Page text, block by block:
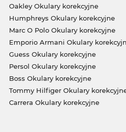
Oakley Okulary korekcyjne
Humphreys Okulary korekcyjne
Marc O Polo Okulary korekcyjne
Emporio Armani Okulary
Guess Okulary korekcyjne
Persol Okulary korekcyjne
Boss Okulary korekcyjne
Tommy Hilfiger Okulary
Carrera Okulary korekcyjne